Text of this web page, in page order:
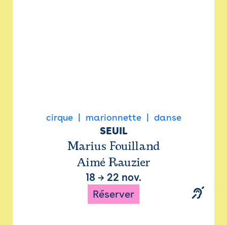
cirque marionnette danse
SEUIL
Marius Fouilland
Aimé Rauzier
18 → 22 nov.
Réserver